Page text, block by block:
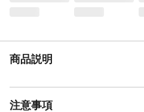
商品説明
注意事項